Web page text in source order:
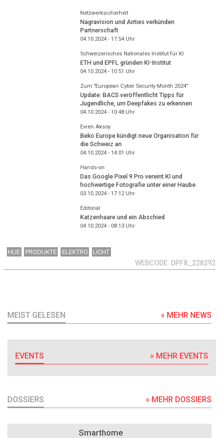
Netzwerksicherheit
Nagravision und Airties verkünden
Partnerschaft
04.10.2024 - 17:54Uhr
Schweizerisches Nationales Institut für KI
ETH und EPFL gründen KI-Institut
04.10.2024 - 10:51 Uhr
Zum "European Cyber Security Month 2024"
Update: BACS veröffentlicht Tipps für
Jugendliche, um Deepfakes zu erkennen
04.10.2024 - 10:48Uhr
Evren Aksoy
Beko Europe kündigt neue Organisation für
die Schweiz an
04.10.2024 - 14:01 Uhr
Hands-on
Das Google Pixel 9 Pro vereint KI und
hochwertige Fotografie unter einer Haube
03.10.2024 - 17:12Uhr
Editorial
Katzenhaare und ein Abschied
04.10.2024 - 08:13Uhr
HUE PRODUKTE ELEKTRO LICHT
WEBCODE DPF8_228292
MEIST GELESEN » MEHR NEWS
EVENTS » MEHR EVENTS
DOSSIERS » MEHR DOSSIERS
Smarthome